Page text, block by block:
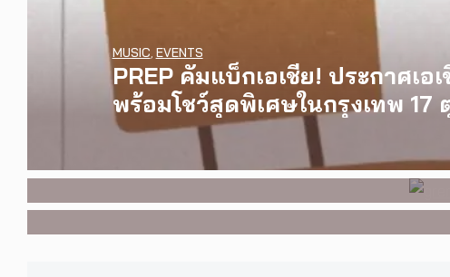
PREP คัมแบ็กเอเชีย! ประกาศเอ
พร้อมโชว์สุดพิเศษในกรุงเทพ 17
MUSIC EVENTS
[Exclusive Interview]
คอนเสิร์ตต่อหน้าคนนับหมื่น
INTERVIEW MUSIC
I Wish You All the Best เรื่องร
งานการกำกับภาพยนตร์เรื่องแร
WATCH,LGBTQIAN+